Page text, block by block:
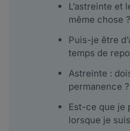
L’astreinte et
même chose ?
Puis-je être
temps de
Astreinte :
permanence ?
Est-ce que je
lorsque je